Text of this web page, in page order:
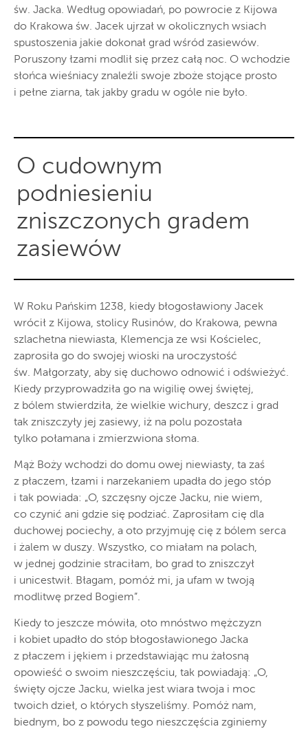
św. Jacka. Według opowiadań, po powrocie z Kijowa
do Krakowa św. Jacek ujrzał w okolicznych wsiach
spustoszenia jakie dokonał grad wśród zasiewów.
Poruszony łzami modlił się przez całą noc. O wchodzie
słońca wieśniacy znaleźli swoje zboże stojące prosto
i pełne ziarna, tak jakby gradu w ogóle nie było.
O cudownym
podniesieniu
zniszczonych gradem
zasiewów
W Roku Pańskim 1238, kiedy błogosławiony Jacek
wrócił z Kijowa, stolicy Rusinów, do Krakowa, pewna
szlachetna niewiasta, Klemencja ze wsi Kościelec,
zaprosiła go do swojej wioski na uroczystość
św. Małgorzaty, aby się duchowo odnowić i odświeżyć.
Kiedy przyprowadziła go na wigilię owej świętej,
z bólem stwierdziła, że wielkie wichury, deszcz i grad
tak zniszczyły jej zasiewy, iż na polu pozostała
tylko połamana i zmierzwiona słoma.
Mąż Boży wchodzi do domu owej niewiasty, ta zaś
z płaczem, łzami i narzekaniem upadła do jego stóp
i tak powiada: „O, szczęsny ojcze Jacku, nie wiem,
co czynić ani gdzie się podziać. Zaprosiłam cię dla
duchowej pociechy, a oto przyjmuję cię z bólem serca
i żalem w duszy. Wszystko, co miałam na polach,
w jednej godzinie straciłam, bo grad to zniszczył
i unicestwił. Błagam, pomóż mi, ja ufam w twoją
modlitwę przed Bogiem”.
Kiedy to jeszcze mówiła, oto mnóstwo mężczyzn
i kobiet upadło do stóp błogosławionego Jacka
z płaczem i jękiem i przedstawiając mu żałosną
opowieść o swoim nieszczęściu, tak powiadają: „O,
święty ojcze Jacku, wielka jest wiara twoja i moc
twoich dzieł, o których słyszeliśmy. Pomóż nam,
biednym, bo z powodu tego nieszczęścia zginiemy